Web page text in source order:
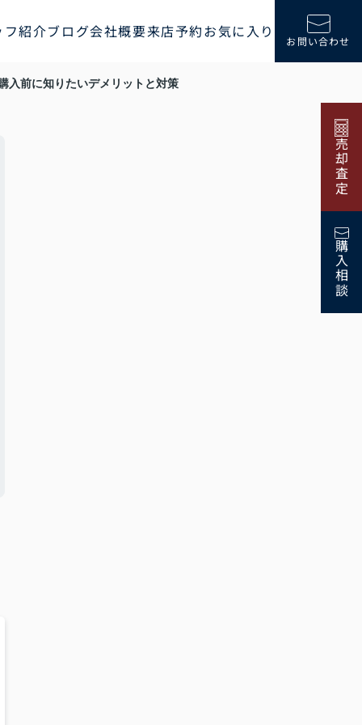
紹介ブログ会社概要来店予約お気に入り お問い合わせ
売却査定
購入相談
入前に知りたいデメリットと対策